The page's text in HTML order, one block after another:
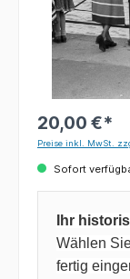
20,00 €*
Preise inkl. MwSt.
Sofort
Ihr
Wählen
fertig